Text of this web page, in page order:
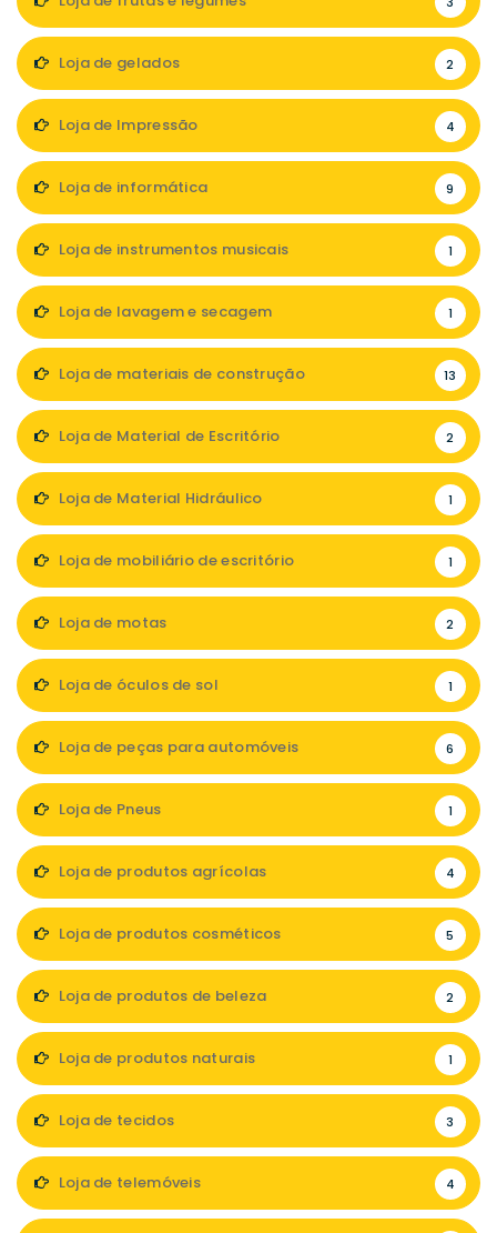
Loja de gelados 2
Loja de Impressão 4
Loja de informática 9
Loja de instrumentos musicais 1
Loja de lavagem e secagem 1
Loja de materiais de construção 13
Loja de Material de Escritório 2
Loja de Material Hidráulico 1
Loja de mobiliário de escritório 1
Loja de motas 2
Loja de óculos de sol 1
Loja de peças para automóveis 6
Loja de Pneus 1
Loja de produtos agrícolas 4
Loja de produtos cosméticos 5
Loja de produtos de beleza 2
Loja de produtos naturais 1
Loja de tecidos 3
Loja de telemóveis 4